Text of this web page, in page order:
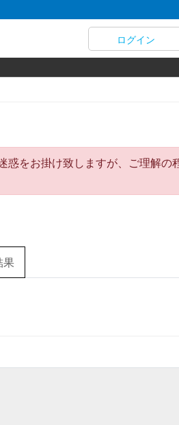
ログイン
をお掛け致しますが、ご理解の
果